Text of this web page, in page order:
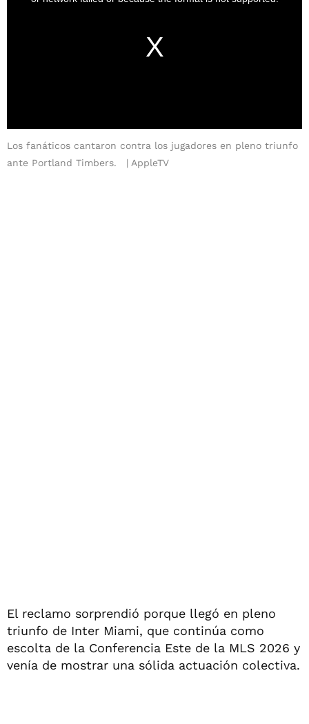
Los fanáticos cantaron contra los jugadores en pleno triunfo
ante Portland Timbers.
AppleTV
El reclamo sorprendió porque llegó en pleno
triunfo de Inter Miami, que continúa como
escolta de la Conferencia Este de la MLS 2026 y
venía de mostrar una sólida actuación colectiva.